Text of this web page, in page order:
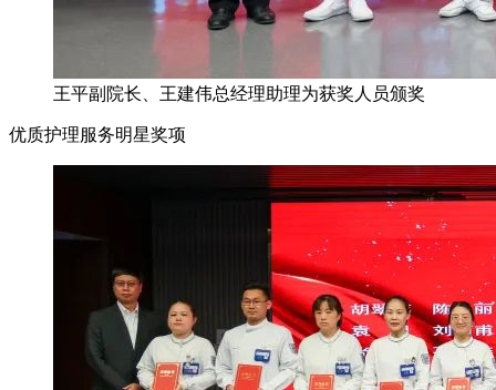
王平副院长、王建伟总经理助理为获奖人员颁奖
优质护理服务明星奖项